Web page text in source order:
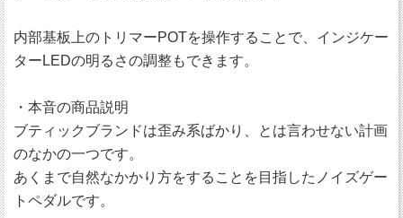
内部基板上のトリマーPOTを操作することで、インジケー
ターLEDの明るさの調整もできます。
・本音の商品説明
ブティックブランドは歪み系ばかり、とは言わせない計画
のなかの一つです。
あくまで自然なかかり方をすることを目指したノイズゲー
トペダルです。